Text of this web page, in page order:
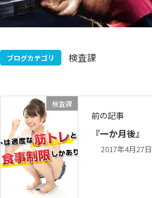
ブログカテゴリ 検査課
検査課
前の記事
『一か月後』
2017年4月27日